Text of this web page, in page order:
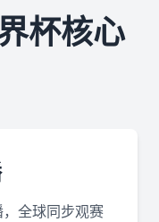
杯核心
全球同步观赛